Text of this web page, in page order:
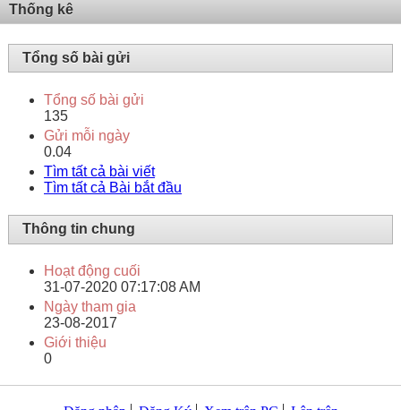
Thống kê
Tổng số bài gửi
Tổng số bài gửi
135
Gửi mỗi ngày
0.04
Tìm tất cả bài viết
Tìm tất cả Bài bắt đầu
Thông tin chung
Hoạt động cuối
31-07-2020 07:17:08 AM
Ngày tham gia
23-08-2017
Giới thiệu
0